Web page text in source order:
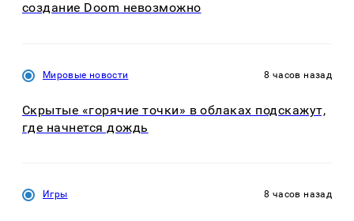
создание Doom невозможно
Мировые новости 8 часов назад
Скрытые «горячие точки» в облаках подскажут,
где начнется дождь
Игры 8 часов назад